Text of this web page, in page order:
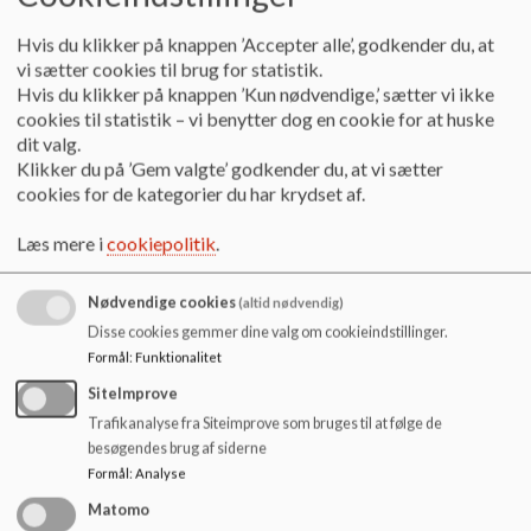
Grundet et forøget elevtal i 2009, flyttede skolen fra
Tansbjerg til nye rammer på nuværende Kløver-Skolen.
Siden august 2012 er Huholt Skole blevet en afdeling under
Kløver-Skolen.
Fra januar 2015 blev Alssundklassen ligeledes en afdeling
---------------------------------------------------------------------
------------------------
Mere om skolens historie kan ses påSønderborghistorier
hvor følgende er kopieret fra:
I februar/marts 2017 fjernede man Tansbjerg Skolen på hjørnet
af Grundtvigs Allé og B.S. Ingemannns Vej.
Pudsigt nok skete det nøjagtig 50 år efter, at skolen blev indviet i
februar 1967.
Hvis du klikker på knappen ’Accepter alle’, godkender du, at
vi sætter cookies til brug for statistik.
Hvis du klikker på knappen ’Kun nødvendige,’ sætter vi ikke
cookies til statistik – vi benytter dog en cookie for at huske
dit valg.
Klikker du på ’Gem valgte’ godkender du, at vi sætter
cookies for de kategorier du har krydset af.
Læs mere icookiepolitik.
Nødvendige cookies(altid nødvendig)
Disse cookies gemmer dine valg om cookieindstillinger.
Formål: Funktionalitet
SiteImprove
Trafikanalyse fra Siteimprove som bruges til at følge de
besøgendes brug af siderne
Formål: Analyse
Matomo